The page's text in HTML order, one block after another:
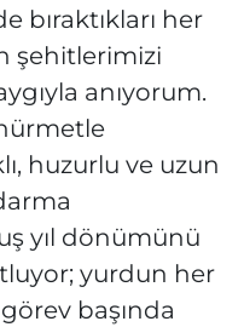
bıraktıkları her
şehitlerimizi
anıyorum.
huzurlu ve uzun
yıl dönümünü
yurdun her
başında